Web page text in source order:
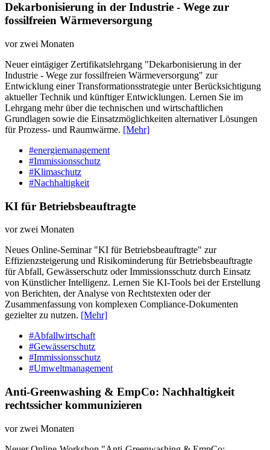
Dekarbonisierung in der Industrie - Wege zur
fossilfreien Wärmeversorgung
vor zwei Monaten
Neuer eintägiger Zertifikatslehrgang "Dekarbonisierung in der
Industrie - Wege zur fossilfreien Wärmeversorgung" zur
Entwicklung einer Transformationsstrategie unter Berücksichtigung
aktueller Technik und künftiger Entwicklungen. Lernen Sie im
Lehrgang mehr über die technischen und wirtschaftlichen
Grundlagen sowie die Einsatzmöglichkeiten alternativer Lösungen
für Prozess- und Raumwärme. [Mehr]
#energiemanagement
#Immissionsschutz
#Klimaschutz
#Nachhaltigkeit
KI für Betriebsbeauftragte
vor zwei Monaten
Neues Online-Seminar "KI für Betriebsbeauftragte" zur
Effizienzsteigerung und Risikominderung für Betriebsbeauftragte
für Abfall, Gewässerschutz oder Immissionsschutz durch Einsatz
von Künstlicher Intelligenz. Lernen Sie KI-Tools bei der Erstellung
von Berichten, der Analyse von Rechtstexten oder der
Zusammenfassung von komplexen Compliance-Dokumenten
gezielter zu nutzen. [Mehr]
#Abfallwirtschaft
#Gewässerschutz
#Immissionsschutz
#Umweltmanagement
Anti-Greenwashing & EmpCo: Nachhaltigkeit
rechtssicher kommunizieren
vor zwei Monaten